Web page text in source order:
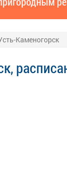
Каменогорск